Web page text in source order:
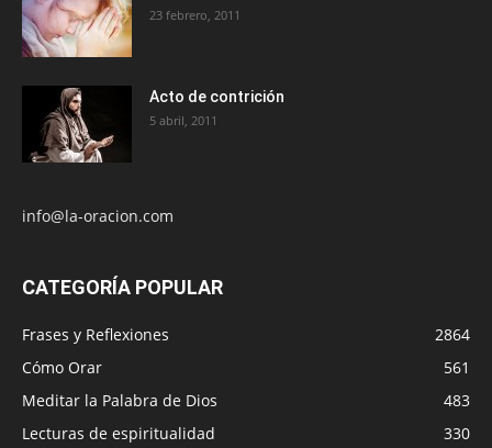
23 febrero, 2011
Acto de contrición
5 abril, 2011
info@la-oracion.com
CATEGORÍA POPULAR
Frases y Reflexiones
2864
Cómo Orar
561
Meditar la Palabra de Dios
483
Lecturas de espiritualidad
330